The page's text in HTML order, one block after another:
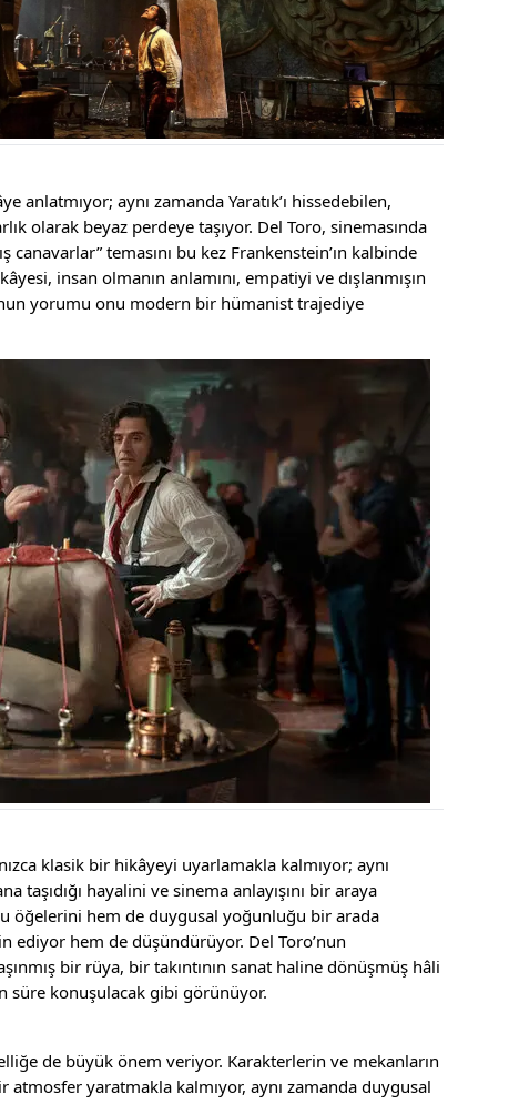
anlatmıyor; aynı zamanda Yaratık’ı hissedebilen,
olarak beyaz perdeye taşıyor. Del Toro, sinemasında
canavarlar” temasını bu kez Frankenstein’ın kalbinde
insan olmanın anlamını, empatiyi ve dışlanmışın
yorumu onu modern bir hümanist trajediye
klasik bir hikâyeyi uyarlamakla kalmıyor; aynı
taşıdığı hayalini ve sinema anlayışını bir araya
öğelerini hem de duygusal yoğunluğu bir arada
ediyor hem de düşündürüyor. Del Toro’nun
bir rüya, bir takıntının sanat haline dönüşmüş hâli
süre konuşulacak gibi görünüyor.
de büyük önem veriyor. Karakterlerin ve mekanların
yaratmakla kalmıyor, aynı zamanda duygusal